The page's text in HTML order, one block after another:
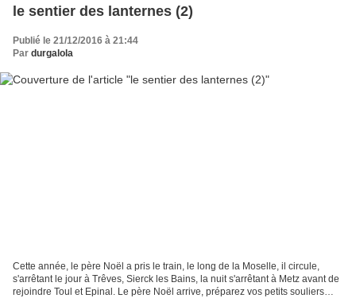
le sentier des lanternes (2)
Publié le 21/12/2016 à 21:44
Par durgalola
Cette année, le père Noël a pris le train, le long de la Moselle, il circule,
s'arrêtant le jour à Trêves, Sierck les Bains, la nuit s'arrêtant à Metz avant de
rejoindre Toul et Epinal. Le père Noël arrive, préparez vos petits souliers